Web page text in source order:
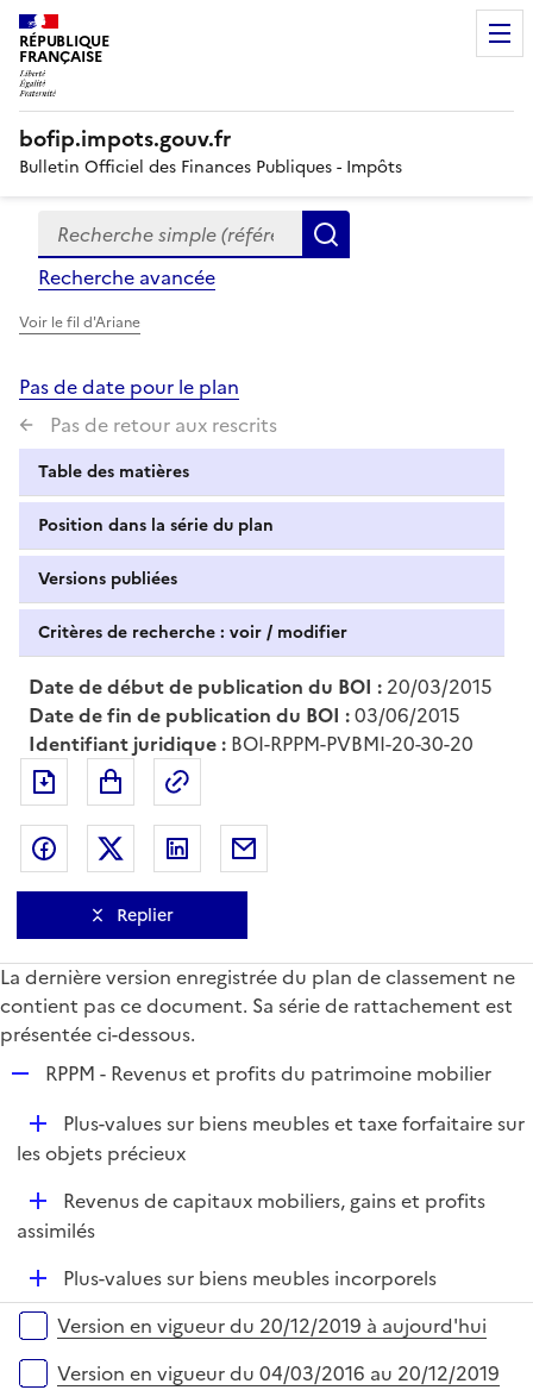
RÉPUBLIQUE
FRANÇAISE
bofip.impots.gouv.fr
Bulletin Officiel des Finances Publiques - Impôts
Formulaire
de
recherche
Recherche simple (références, mots clés, partie du
Recherche avancée
Voir le fil d'Ariane
Pas de date pour le plan
Pas de retour aux rescrits
Table des matières
Position dans la série du plan
Versions publiées
Critères de recherche : voir / modifier
Date de début de publication du BOI : 20/03/2015
Date de fin de publication du BOI :03/06/2015
Identifiant juridique : BOI-RPPM-PVBMI-20-30-20
Exporter le document au format pdf
Partager sur Facebook
Partager sur Twitter
Partager sur LinkedIn
Replier
La dernière version enregistrée du plan de classement ne
contient pas ce document. Sa série de rattachement est
présentée ci-dessous.
p
l
i
e
r
RPPM - Revenus et profits du patrimoine mobilier
D
é
i
Plus-values sur biens meubles et taxe forfaitaire sur
les objets précieux
D
é
e
r
Revenus de capitaux mobiliers, gains et profits
assimilés
D
é
p
Plus-values sur biens meubles incorporels
Versions sur la période
Version en vigueur du 20/12/2019 à aujourd'hui
Version en vigueur du 04/03/2016 au 20/12/2019